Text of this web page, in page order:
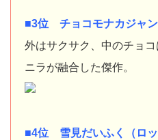
■3位 チョコモナカジャン
外はサクサク、中のチョ
ニラが融合した傑作。
■4位 雪見だいふく（ロッ